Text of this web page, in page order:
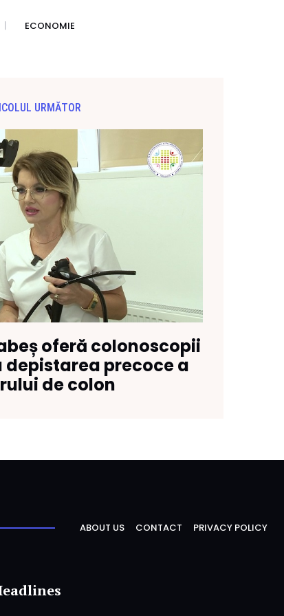
ECONOMIE
URMĂTOR
oferă colonoscopii
precoce a
de colon
ABOUT US CONTACT PRIVACY POLICY